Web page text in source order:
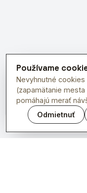
OpenFreeMap ©
Používame
Nevyhnutné
(zapamätanie
pomáhajú merať
Odmietnuť